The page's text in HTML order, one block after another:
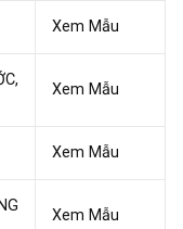
Xem Mẫu
Xem Mẫu
Xem Mẫu
Xem Mẫu